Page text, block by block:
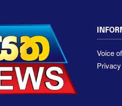
Voice